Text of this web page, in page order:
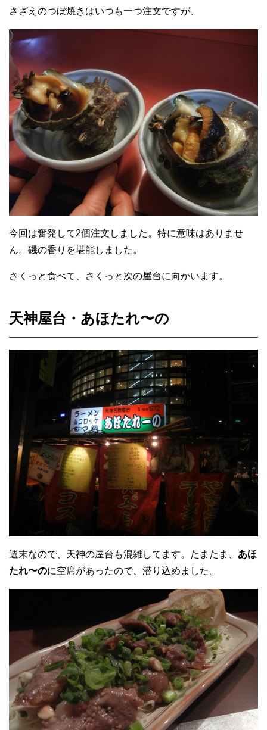
さざえのつぼ焼きはいつも一つ注文ですが、
今回は奮発して2個注文しました。特に意味はありませ
ん。磯の香りを堪能しました。
さくっと食べて、さくっと次の屋台に向かいます。
天神屋台・あほたれ〜の
週末なので、天神の屋台も混雑してます。たまたま、 あほ
たれ〜のに空席があったので、潜り込めました。